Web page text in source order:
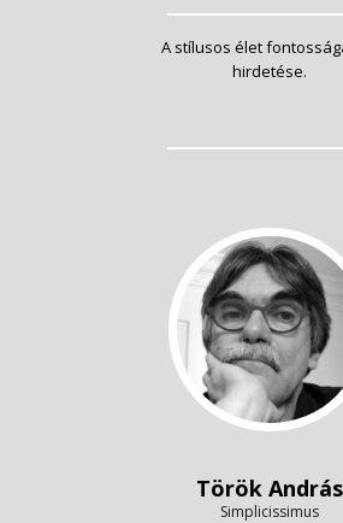
A stílusos élet
hirdetése.
Török András
Simplicissimus